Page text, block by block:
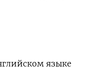
языке